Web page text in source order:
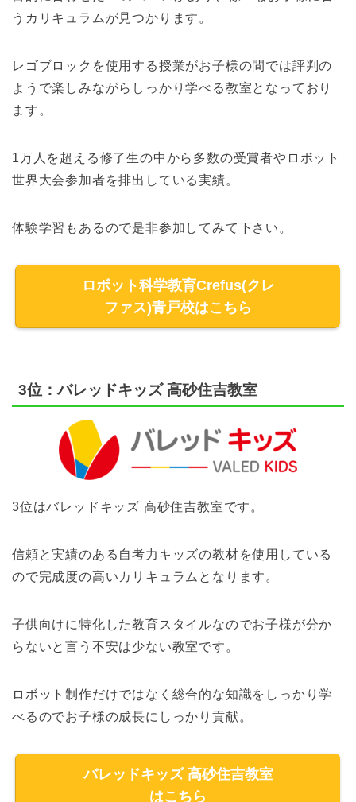
うカリキュラムが見つかります。
レゴブロックを使用する授業がお子様の間では評判の
ようで楽しみながらしっかり学べる教室となっており
ます。
1万人を超える修了生の中から多数の受賞者やロボット
世界大会参加者を排出している実績。
体験学習もあるので是非参加してみて下さい。
ロボット科学教育Crefus(クレ
ファス)青戸校はこちら
3位：バレッドキッズ 高砂住吉教室
3位はバレッドキッズ 高砂住吉教室です。
信頼と実績のある自考力キッズの教材を使用している
ので完成度の高いカリキュラムとなります。
子供向けに特化した教育スタイルなのでお子様が分か
らないと言う不安は少ない教室です。
ロボット制作だけではなく総合的な知識をしっかり学
べるのでお子様の成長にしっかり貢献。
バレッドキッズ 高砂住吉教室
はこちら